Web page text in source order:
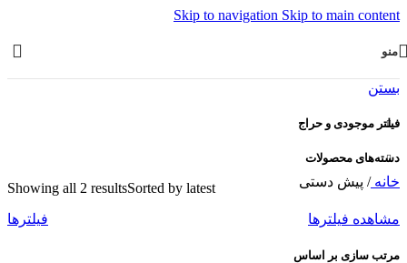
Skip to navigation Skip to main content
منو
بستن
فیلتر موجودی و حراج
دسته‌های محصولات
خانه/ پیش دستی Showing all 2 resultsSorted by latest
مشاهده فیلترها
فیلترها
مرتب سازی بر اساس